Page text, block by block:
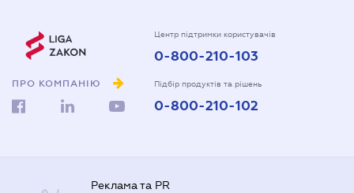
ПРО КОМПАНІЮ
Центр підтримки користувачів
0-800-210-103
Підбір продуктів та рішень
0-800-210-102
Реклама та PR